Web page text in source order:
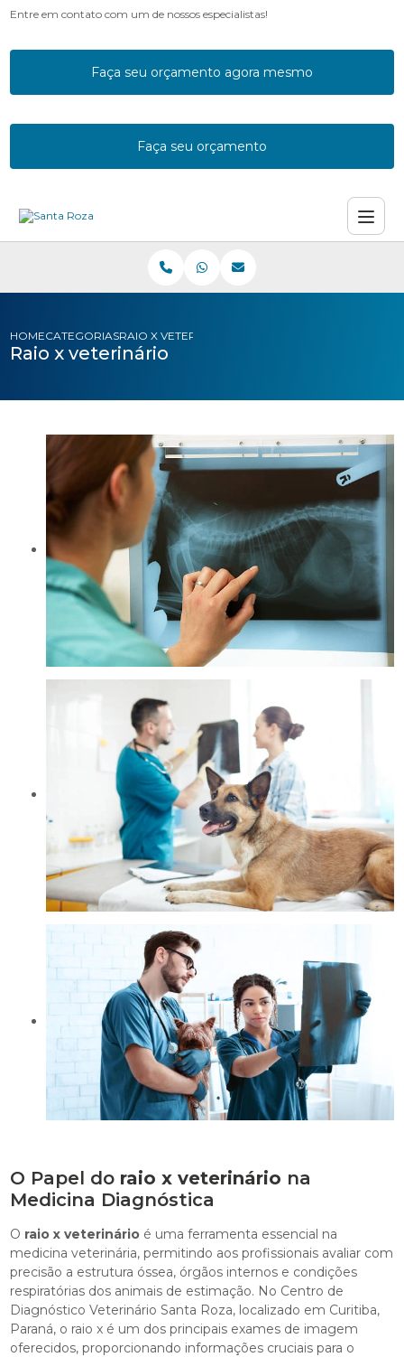
Entre em contato com um de nossos especialistas!
Faça seu orçamento agora mesmo
Faça seu orçamento
HOMECATEGORIASRAIO X VETERINARIO
Raio x veterinário
O Papel do raio x veterinário na
Medicina Diagnóstica
O raio x veterinário é uma ferramenta essencial na
medicina veterinária, permitindo aos profissionais avaliar com
precisão a estrutura óssea, órgãos internos e condições
respiratórias dos animais de estimação. No Centro de
Diagnóstico Veterinário Santa Roza, localizado em Curitiba,
Paraná, o raio x é um dos principais exames de imagem
oferecidos, proporcionando informações cruciais para o